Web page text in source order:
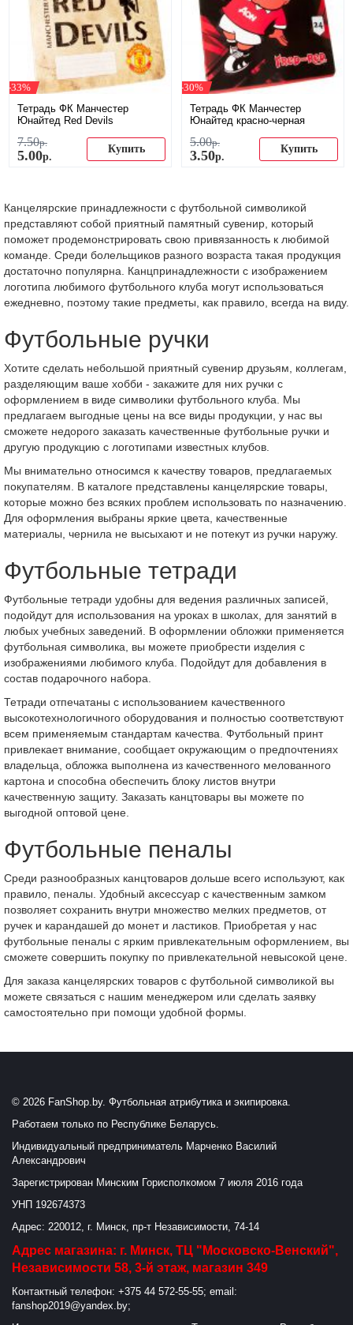
-33%
Тетрадь ФК Манчестер
Юнайтед Red Devils
7.50р.
5.00р.
Купить
-30%
Тетрадь ФК Манчестер
Юнайтед красно-черная
5.00р.
3.50р.
Купить
Канцелярские принадлежности с футбольной символикой
представляют собой приятный памятный сувенир, который
поможет продемонстрировать свою привязанность к любимой
команде. Среди болельщиков разного возраста такая продукция
достаточно популярна. Канцпринадлежности с изображением
логотипа любимого футбольного клуба могут использоваться
ежедневно, поэтому такие предметы, как правило, всегда на виду.
Футбольные ручки
Хотите сделать небольшой приятный сувенир друзьям, коллегам,
разделяющим ваше хобби - закажите для них ручки с
оформлением в виде символики футбольного клуба. Мы
предлагаем выгодные цены на все виды продукции, у нас вы
сможете недорого заказать качественные футбольные ручки и
другую продукцию с логотипами известных клубов.
Мы внимательно относимся к качеству товаров, предлагаемых
покупателям. В каталоге представлены канцелярские товары,
которые можно без всяких проблем использовать по назначению.
Для оформления выбраны яркие цвета, качественные
материалы, чернила не высыхают и не потекут из ручки наружу.
Футбольные тетради
Футбольные тетради удобны для ведения различных записей,
подойдут для использования на уроках в школах, для занятий в
любых учебных заведений. В оформлении обложки применяется
футбольная символика, вы можете приобрести изделия с
изображениями любимого клуба. Подойдут для добавления в
состав подарочного набора.
Тетради отпечатаны с использованием качественного
высокотехнологичного оборудования и полностью соответствуют
всем применяемым стандартам качества. Футбольный принт
привлекает внимание, сообщает окружающим о предпочтениях
владельца, обложка выполнена из качественного мелованного
картона и способна обеспечить блоку листов внутри
качественную защиту. Заказать канцтовары вы можете по
выгодной оптовой цене.
Футбольные пеналы
Среди разнообразных канцтоваров дольше всего используют, как
правило, пеналы. Удобный аксессуар с качественным замком
позволяет сохранить внутри множество мелких предметов, от
ручек и карандашей до монет и ластиков. Приобретая у нас
футбольные пеналы с ярким привлекательным оформлением, вы
сможете совершить покупку по привлекательной невысокой цене.
Для заказа канцелярских товаров с футбольной символикой вы
можете связаться с нашим менеджером или сделать заявку
самостоятельно при помощи удобной формы.
© 2026 FanShop.by. Футбольная атрибутика и экипировка.
Работаем только по Республике Беларусь.
Индивидуальный предприниматель Марченко Василий
Александрович
Зарегистрирован Минским Горисполкомом 7 июля 2016 года
УНП 192674373
Адрес: 220012, г. Минск, пр-т Независимости, 74-14
Адрес магазина: г. Минск, ТЦ "Московско-Венский",
Независимости 58, 3-й этаж, магазин 349
Контактный телефон: +375 44 572-55-55; email:
fanshop2019@yandex.by;